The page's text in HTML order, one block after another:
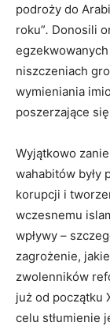
podroży do
roku”. Donosili
niszczeniach
wymieniania
poszerzające
Wyjątkowo
wahabitów były
korupcji i
wczesnemu
wpływy –
zagrożenie,
zwolenników
już od początku
celu stłumienie